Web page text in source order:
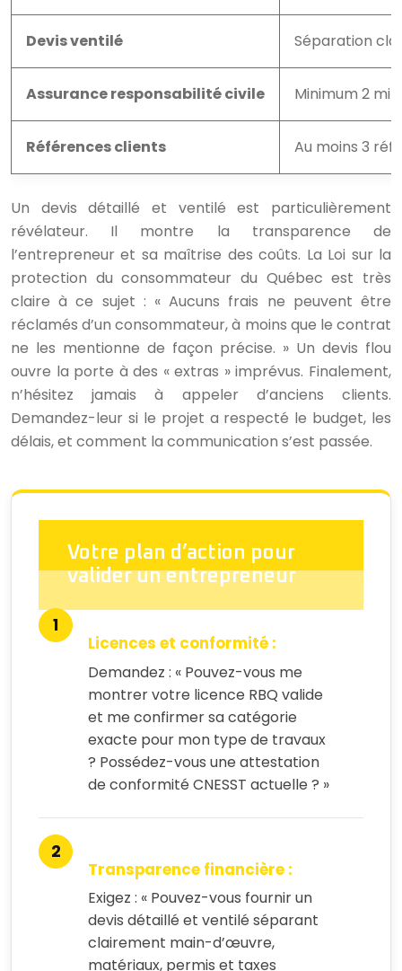
Devis ventilé Séparation
Assurance responsabilité civile Minimum 2
Références clients Au moins 3
Un devis détaillé et ventilé est particulièrement
révélateur. Il montre la transparence de
l’entrepreneur et sa maîtrise des coûts. La Loi sur la
protection du consommateur du Québec est très
claire à ce sujet : « Aucuns frais ne peuvent être
réclamés d’un consommateur, à moins que le contrat
ne les mentionne de façon précise. » Un devis flou
ouvre la porte à des « extras » imprévus. Finalement,
n’hésitez jamais à appeler d’anciens clients.
Demandez-leur si le projet a respecté le budget, les
délais, et comment la communication s’est passée.
Votre plan d’action pour
valider un entrepreneur
Licences et conformité :
Demandez : « Pouvez-vous me
montrer votre licence RBQ valide
et me confirmer sa catégorie
exacte pour mon type de travaux
? Possédez-vous une attestation
de conformité CNESST actuelle ? »
Transparence financière :
Exigez : « Pouvez-vous fournir un
devis détaillé et ventilé séparant
clairement main-d’œuvre,
matériaux, permis et taxes